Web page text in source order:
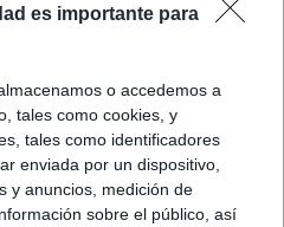
es importante para
o accedemos a
tales como cookies, y
tales como identificadores
enviada por un dispositivo,
y anuncios, medición de
sobre el público, así